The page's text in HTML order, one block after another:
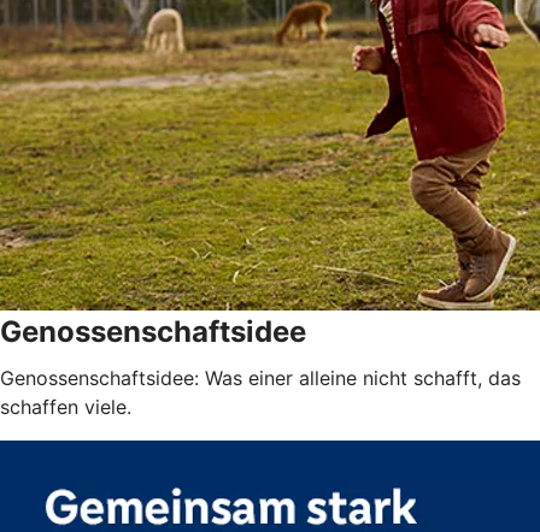
Genossenschaftsidee
Genossenschaftsidee: Was einer alleine nicht schafft, das
schaffen viele.